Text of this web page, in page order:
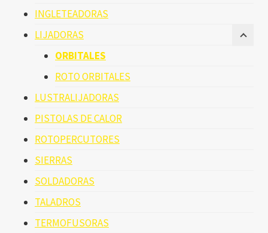
INGLETEADORAS
LIJADORAS
ORBITALES
ROTO ORBITALES
LUSTRALIJADORAS
PISTOLAS DE CALOR
ROTOPERCUTORES
SIERRAS
SOLDADORAS
TALADROS
TERMOFUSORAS